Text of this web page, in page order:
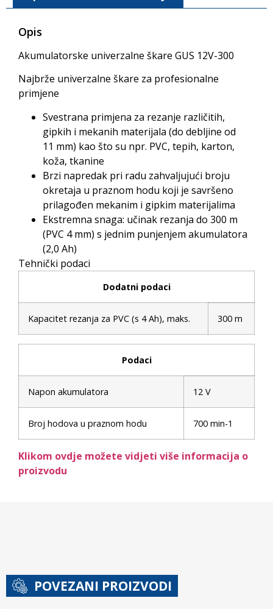
Opis
Akumulatorske univerzalne škare GUS 12V-300
Najbrže univerzalne škare za profesionalne
primjene
Svestrana primjena za rezanje različitih,
gipkih i mekanih materijala (do debljine od
11 mm) kao što su npr. PVC, tepih, karton,
koža, tkanine
Brzi napredak pri radu zahvaljujući broju
okretaja u praznom hodu koji je savršeno
prilagođen mekanim i gipkim materijalima
Ekstremna snaga: učinak rezanja do 300 m
(PVC 4 mm) s jednim punjenjem akumulatora
(2,0 Ah)
Tehnički podaci
Dodatni podaci
Kapacitet rezanja za PVC (s 4 Ah), maks. 300 m
Podaci
Napon akumulatora 12 V
Broj hodova u praznom hodu 700 min-1
Klikom ovdje možete vidjeti više informacija o
proizvodu
POVEZANI PROIZVODI